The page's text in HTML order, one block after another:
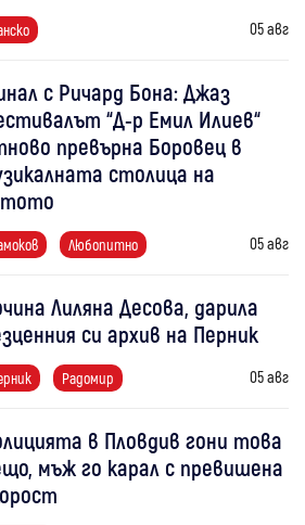
05 авг
с Ричард Бона: Джаз
“Д-р Емил Илиев“
превърна Боровец в
столица на
Любопитно 05 авг
Лиляна Десова, дарила
си архив на Перник
Радомир 05 авг
в Пловдив гони това
мъж го карал с превишена